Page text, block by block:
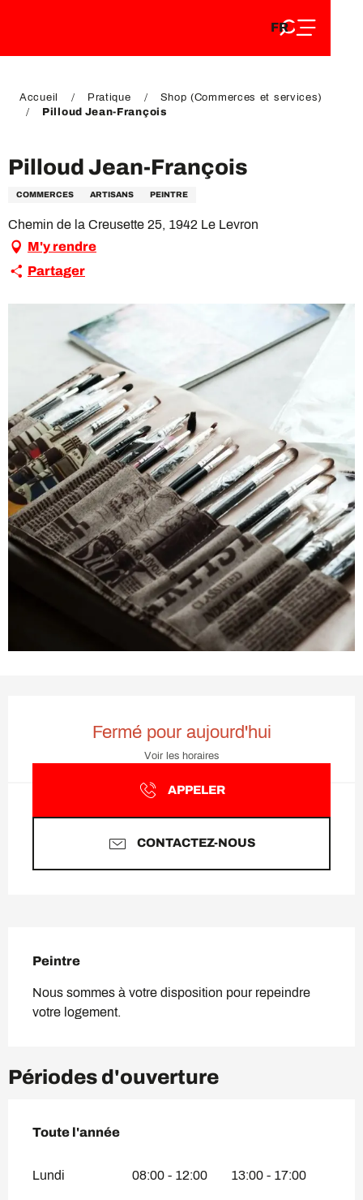
DE
FR
EN
Accueil Pratique
Shop (Commerces et services)
Pilloud Jean-François
Pilloud Jean-François
COMMERCES ARTISANS PEINTRE
Chemin de la Creusette 25, 1942 Le Levron
M'y rendre
Partager
Fermé pour aujourd'hui
Voir les horaires
APPELER
CONTACTEZ-NOUS
Peintre
Nous sommes à votre disposition pour repeindre
votre logement.
Périodes d'ouverture
Toute l'année
Toute l'année
Lundi 08:00 - 12:00 13:00 - 17:00